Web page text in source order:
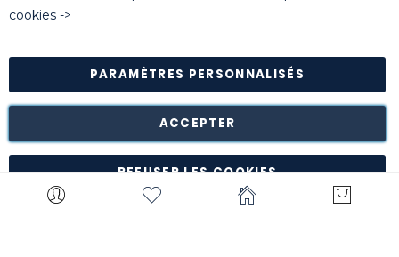
générales de vente
Retour des marchandises est possible* dans les 14 jours
suivant leur réception dans leur emballage d'origine intact à
notre entrepôt de Turnhout (Belgique).
*à l'exception de certains produits comme la
cookies ->
ACCEPTER
PARAMÈTRES PERSONNALISÉS
REFUSER LES COOKIES